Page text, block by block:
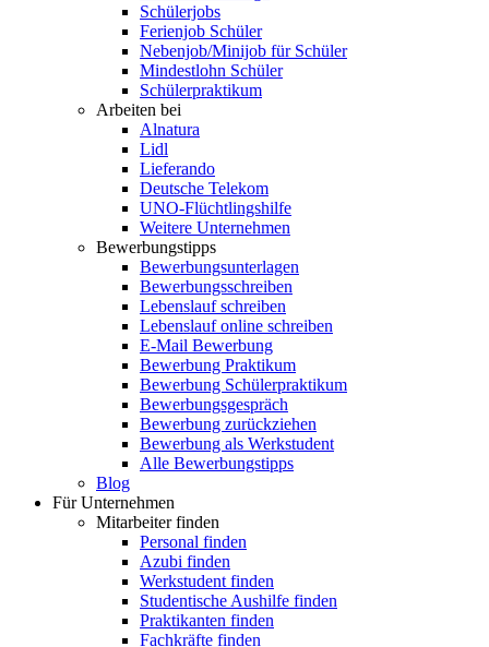
Schülerjobs
Ferienjob Schüler
Nebenjob/Minijob für Schüler
Mindestlohn Schüler
Schülerpraktikum
Arbeiten bei
Alnatura
Lidl
Lieferando
Deutsche Telekom
UNO-Flüchtlingshilfe
Weitere Unternehmen
Bewerbungstipps
Bewerbungsunterlagen
Bewerbungsschreiben
Lebenslauf schreiben
Lebenslauf online schreiben
E-Mail Bewerbung
Bewerbung Praktikum
Bewerbung Schülerpraktikum
Bewerbungsgespräch
Bewerbung zurückziehen
Bewerbung als Werkstudent
Alle Bewerbungstipps
Blog
Für Unternehmen
Mitarbeiter finden
Personal finden
Azubi finden
Werkstudent finden
Studentische Aushilfe finden
Praktikanten finden
Fachkräfte finden